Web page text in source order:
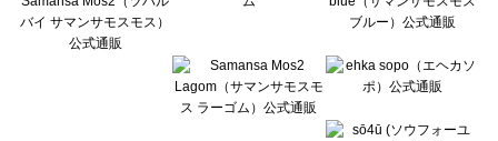
BETTY'S BLUE（べティーズブルー）のワンピース一覧
Wpc.（ワールドパーティー）のワンピース一覧